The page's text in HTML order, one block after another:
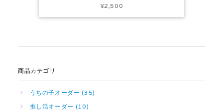
¥2,500
商品カテゴリ
うちの子オーダー (35)
推し活オーダー (10)